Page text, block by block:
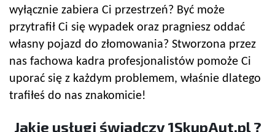
wyłącznie zabiera Ci przestrzeń? Być może
przytrafił Ci się wypadek oraz pragniesz oddać
własny pojazd do złomowania? Stworzona przez
nas fachowa kadra profesjonalistów pomoże Ci
uporać się z każdym problemem, właśnie dlatego
trafiłeś do nas znakomicie!
Jakie usługi świadczy 1SkupAut.pl ?